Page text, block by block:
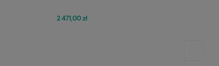
2 471,00 zł